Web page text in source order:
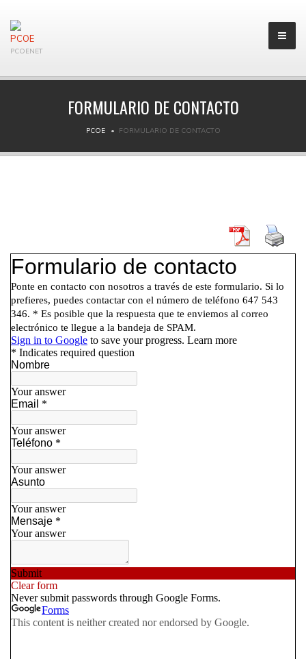
PCOENET
FORMULARIO DE CONTACTO
PCOE FORMULARIO DE CONTACTO